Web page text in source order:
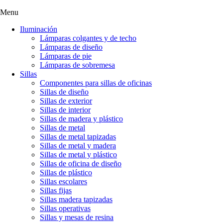
Menu
Iluminación
Lámparas colgantes y de techo
Lámparas de diseño
Lámparas de pie
Lámparas de sobremesa
Sillas
Componentes para sillas de oficinas
Sillas de diseño
Sillas de exterior
Sillas de interior
Sillas de madera y plástico
Sillas de metal
Sillas de metal tapizadas
Sillas de metal y madera
Sillas de metal y plástico
Sillas de oficina de diseño
Sillas de plástico
Sillas escolares
Sillas fijas
Sillas madera tapizadas
Sillas operativas
Sillas y mesas de resina